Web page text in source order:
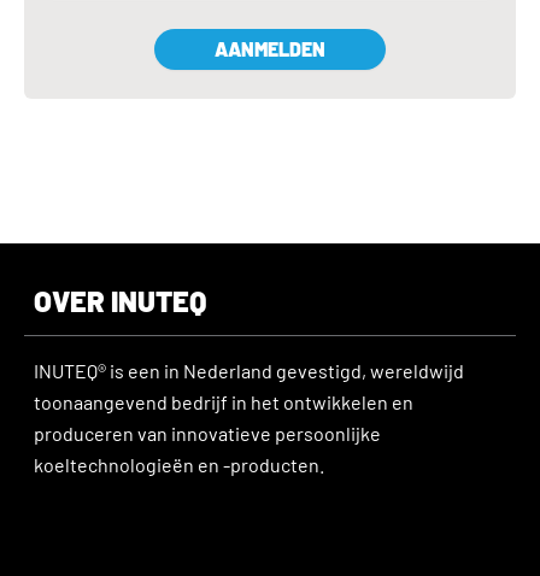
AANMELDEN
OVER INUTEQ
INUTEQ® is een in Nederland gevestigd, wereldwijd
toonaangevend bedrijf in het ontwikkelen en
produceren van innovatieve persoonlijke
koeltechnologieën en -producten.